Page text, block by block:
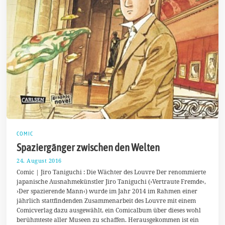
COMIC
Spaziergänger zwischen den Welten
24. August 2016
4
.
A
u
g
s
t
Comic | Jiro Taniguchi : Die Wächter des Louvre Der renommierte
japanische Ausnahmekünstler Jiro Taniguchi (›Vertraute Fremde‹,
›Der spazierende Mann‹) wurde im Jahr 2014 im Rahmen einer
jährlich stattfindenden Zusammenarbeit des Louvre mit einem
Comicverlag dazu ausgewählt, ein Comicalbum über dieses wohl
berühmteste aller Museen zu schaffen. Herausgekommen ist ein